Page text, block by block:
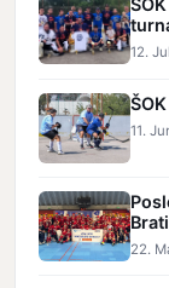
12.
11.
22.